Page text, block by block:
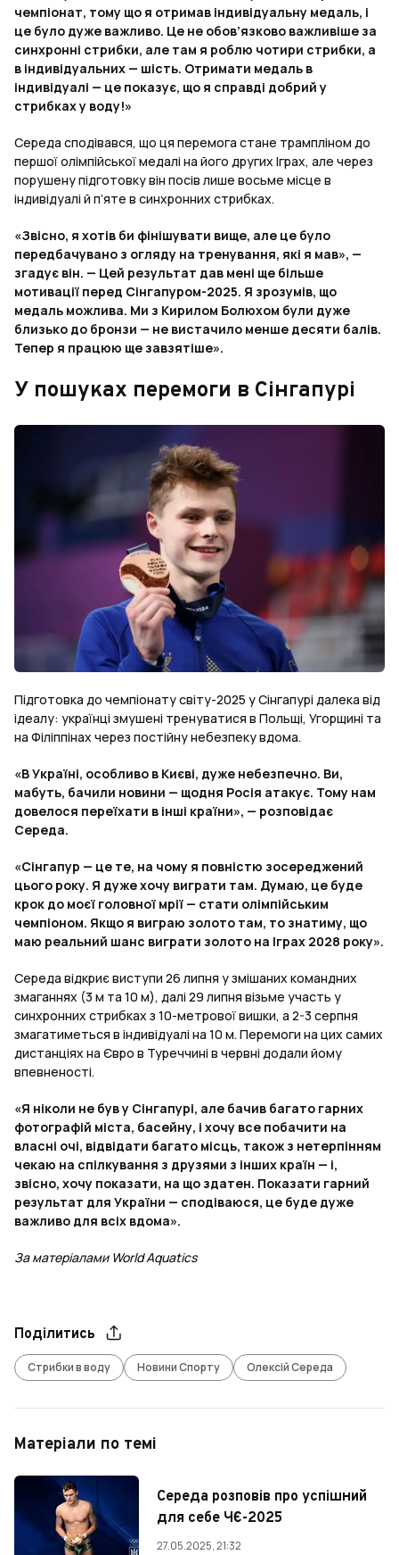
чемпіонат, тому що я отримав індивідуальну медаль, і
це було дуже важливо. Це не обов’язково важливіше за
синхронні стрибки, але там я роблю чотири стрибки, а
в індивідуальних — шість. Отримати медаль в
індивідуалі — це показує, що я справді добрий у
стрибках у воду!»
Середа сподівався, що ця перемога стане трампліном до
першої олімпійської медалі на його других Іграх, але через
порушену підготовку він посів лише восьме місце в
індивідуалі й п’яте в синхронних стрибках.
«Звісно, я хотів би фінішувати вище, але це було
передбачувано з огляду на тренування, які я мав», —
згадує він. — Цей результат дав мені ще більше
мотивації перед Сінгапуром-2025. Я зрозумів, що
медаль можлива. Ми з Кирилом Болюхом були дуже
близько до бронзи — не вистачило менше десяти балів.
Тепер я працюю ще завзятіше».
У пошуках перемоги в Сінгапурі
Підготовка до чемпіонату світу-2025 у Сінгапурі далека від
ідеалу: українці змушені тренуватися в Польщі, Угорщині та
на Філіппінах через постійну небезпеку вдома.
«В Україні, особливо в Києві, дуже небезпечно. Ви,
мабуть, бачили новини — щодня Росія атакує. Тому нам
довелося переїхати в інші країни», — розповідає
Середа.
«Сінгапур — це те, на чому я повністю зосереджений
цього року. Я дуже хочу виграти там. Думаю, це буде
крок до моєї головної мрії — стати олімпійським
чемпіоном. Якщо я виграю золото там, то знатиму, що
маю реальний шанс виграти золото на Іграх 2028 року».
Середа відкриє виступи 26 липня у змішаних командних
змаганнях (3 м та 10 м), далі 29 липня візьме участь у
синхронних стрибках з 10-метрової вишки, а 2-3 серпня
змагатиметься в індивідуалі на 10 м. Перемоги на цих самих
дистанціях на Євро в Туреччині в червні додали йому
впевненості.
«Я ніколи не був у Сінгапурі, але бачив багато гарних
фотографій міста, басейну, і хочу все побачити на
власні очі, відвідати багато місць, також з нетерпінням
чекаю на спілкування з друзями з інших країн — і,
звісно, хочу показати, на що здатен. Показати гарний
результат для України — сподіваюся, це буде дуже
важливо для всіх вдома».
За матеріалами World Aquatics
Поділитись
Стрибки в воду Новини Спорту Олексій Середа
Матеріали по темі
Середа розповів про успішний
для себе ЧЄ-2025
27.05.2025, 21:32